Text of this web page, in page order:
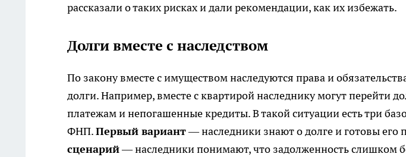
рассказали о таких рисках и дали рекомендации, как их избежать.
Долги вместе с наследством
По закону вместе с имуществом наследуются права и
долги. Например, вместе с квартирой наследнику могут перейти
платежам и непогашенные кредиты. В такой ситуации есть три
ФНП.Первый вариант— наследники знают о долге и готовы его
сценарий— наследники понимают, что задолженность слишком